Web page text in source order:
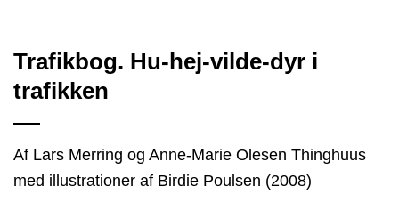
Trafikbog. Hu-hej-vilde-dyr i
trafikken
Af Lars Merring og Anne-Marie Olesen Thinghuus
med illustrationer af Birdie Poulsen (2008)